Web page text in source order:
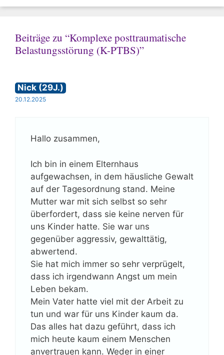
Beiträge zu “Komplexe posttraumatische
Belastungsstörung (K-PTBS)”
Nick (29J.)
20.12.2025
Hallo zusammen,
Ich bin in einem Elternhaus
aufgewachsen, in dem häusliche Gewalt
auf der Tagesordnung stand. Meine
Mutter war mit sich selbst so sehr
überfordert, dass sie keine nerven für
uns Kinder hatte. Sie war uns
gegenüber aggressiv, gewalttätig,
abwertend.
Sie hat mich immer so sehr verprügelt,
dass ich irgendwann Angst um mein
Leben bekam.
Mein Vater hatte viel mit der Arbeit zu
tun und war für uns Kinder kaum da.
Das alles hat dazu geführt, dass ich
mich heute kaum einem Menschen
anvertrauen kann. Weder in einer